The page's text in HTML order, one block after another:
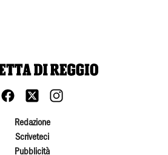
Redazione
Scriveteci
Pubblicità